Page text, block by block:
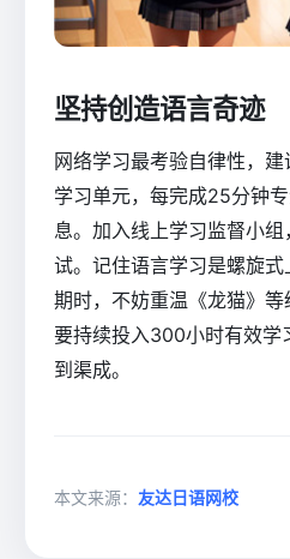
坚持创造语言奇迹
网络学习最考验自律性，建
学习单元，每完成25分钟
息。加入线上学习监督小
试。记住语言学习是螺旋
期时，不妨重温《龙猫》
要持续投入300小时有效学
到渠成。
本文来源： 友达日语网校